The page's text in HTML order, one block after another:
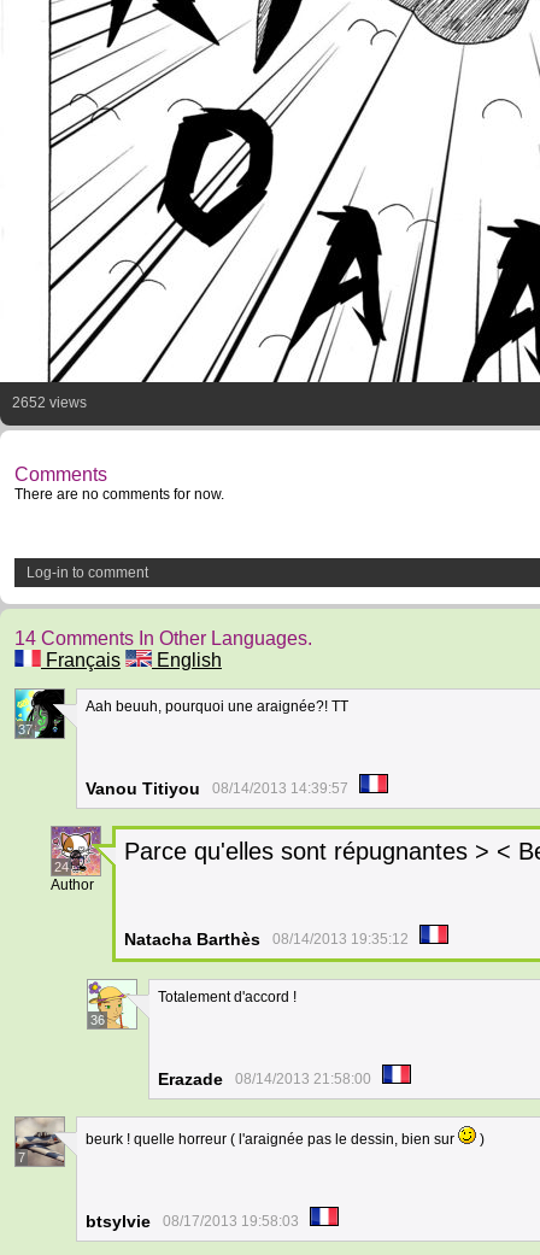
2652 views
Comments
There are no comments for now.
Log-in to comment
14 Comments In Other Languages.
Français
English
37
Aah beuuh, pourquoi une araignée?! TT
Vanou Titiyou 08/14/2013 14:39:57
24
Author
Parce qu'elles sont répugnantes > <
Natacha Barthès 08/14/2013 19:35:12
36
Totalement d'accord !
Erazade 08/14/2013 21:58:00
7
beurk ! quelle horreur ( l'araignée pas le dessin, bien sur )
btsylvie 08/17/2013 19:58:03